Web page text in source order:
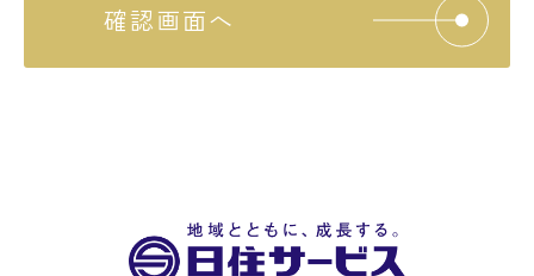
確認画面へ